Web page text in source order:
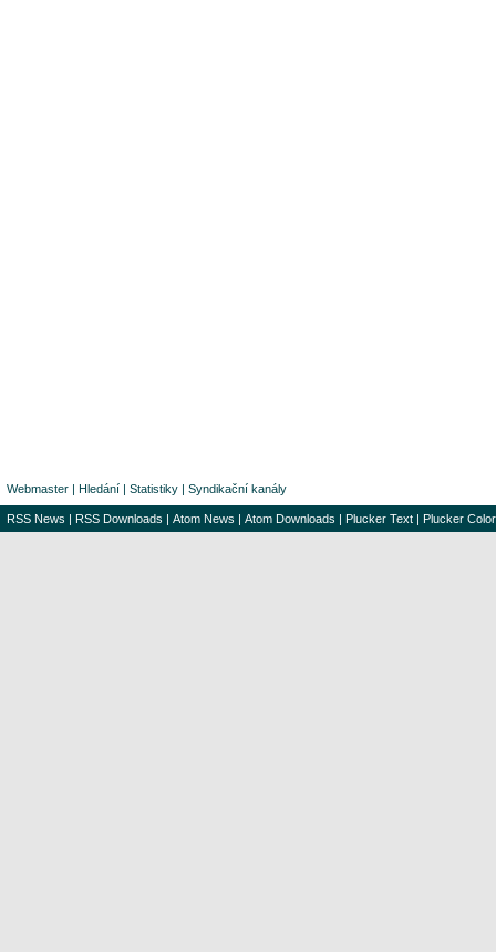
Webmaster | Hledání | Statistiky | Syndikační kanály
RSS News | RSS Downloads | Atom News | Atom Downloads | Plucker Text | Plucker Color